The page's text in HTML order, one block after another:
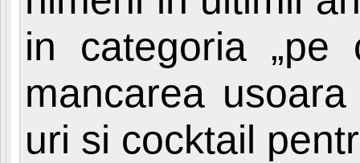
in categoria „pe
mancarea
uri si cocktail